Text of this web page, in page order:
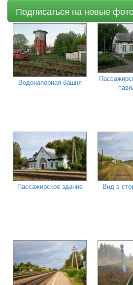
Подписаться на новые
Водонапорная башня
Пассажирское здание Вид в